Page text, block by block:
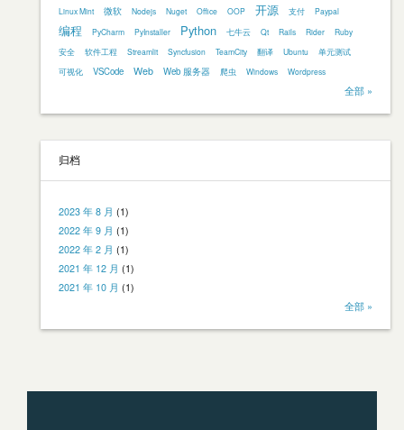
Linux Mint
微软 Nodejs Nuget Office OOP 开源 支付 Paypal
编程 PyCharm PyInstaller Python 七牛云 Qt Rails Rider
Ruby
安全
软件工程 Streamlit Syncfusion TeamCity 翻译 Ubuntu
单元测试
可视化
VSCode Web Web 服务器 爬虫 Windows Wordpress
全部 »
归档
2023 年 8 月 (1)
2022 年 9 月 (1)
2022 年 2 月 (1)
2021 年 12 月 (1)
2021 年 10 月 (1)
全部 »